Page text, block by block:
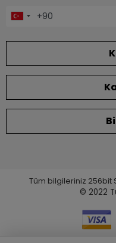
Tüm bilgileriniz 256bit
© 2022